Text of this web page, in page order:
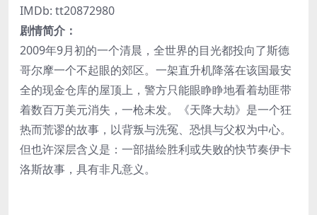
IMDb: tt20872980
剧情简介：
2009年9月初的一个清晨，全世界的目光都投向了斯德
哥尔摩一个不起眼的郊区。一架直升机降落在该国最安
全的现金仓库的屋顶上，警方只能眼睁睁地看着劫匪带
着数百万美元消失，一枪未发。《天降大劫》是一个狂
热而荒谬的故事，以背叛与洗冤、恐惧与父权为中心。
但也许深层含义是：一部描绘胜利或失败的快节奏伊卡
洛斯故事，具有非凡意义。